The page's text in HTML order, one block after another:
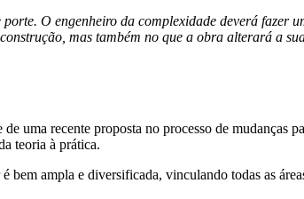
O engenheiro da complexidade deverá fazer
mas também no que a obra alterará a
uma recente proposta no processo de
teoria à prática.
ampla e diversificada, vinculando todas as